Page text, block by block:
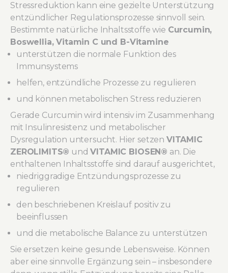
Stressreduktion kann eine gezielte Unterstützung
entzündlicher Regulationsprozesse sinnvoll sein.
Bestimmte natürliche Inhaltsstoffe wie Curcumin,
Boswellia, Vitamin C und B-Vitamine
unterstützen die normale Funktion des
Immunsystems
helfen, entzündliche Prozesse zu regulieren
und können metabolischen Stress reduzieren
Gerade Curcumin wird intensiv im Zusammenhang
mit Insulinresistenz und metabolischer
Dysregulation untersucht. Hier setzen VITAMIC
ZEROLIMITS® undVITAMIC BIOSEN® an. Die
enthaltenen Inhaltsstoffe sind darauf ausgerichtet,
niedriggradige Entzündungsprozesse zu
regulieren
den beschriebenen Kreislauf positiv zu
beeinflussen
und die metabolische Balance zu unterstützen
Sie ersetzen keine gesunde Lebensweise. Können
aber eine sinnvolle Ergänzung sein – insbesondere